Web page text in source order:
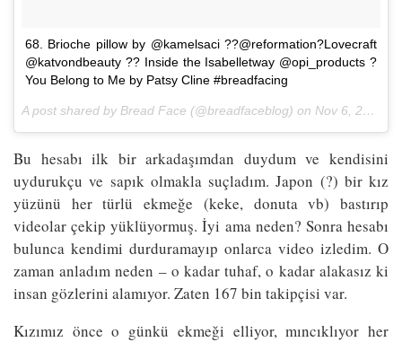
68. Brioche pillow by @kamelsaci ??@reformation?Lovecraft
@katvondbeauty ?? Inside the Isabelletway @opi_products ?
You Belong to Me by Patsy Cline #breadfacing
A post shared by Bread Face (@breadfaceblog) on Nov 6, 2016 at 9:32am PST
Bu hesabı ilk bir arkadaşımdan duydum ve kendisini
uydurukçu ve sapık olmakla suçladım. Japon (?) bir kız
yüzünü her türlü ekmeğe (keke, donuta vb) bastırıp
videolar çekip yüklüyormuş. İyi ama neden? Sonra hesabı
bulunca kendimi durduramayıp onlarca video izledim. O
zaman anladım neden – o kadar tuhaf, o kadar alakasız ki
insan gözlerini alamıyor. Zaten 167 bin takipçisi var.
Kızımız önce o günkü ekmeği elliyor, mıncıklıyor her